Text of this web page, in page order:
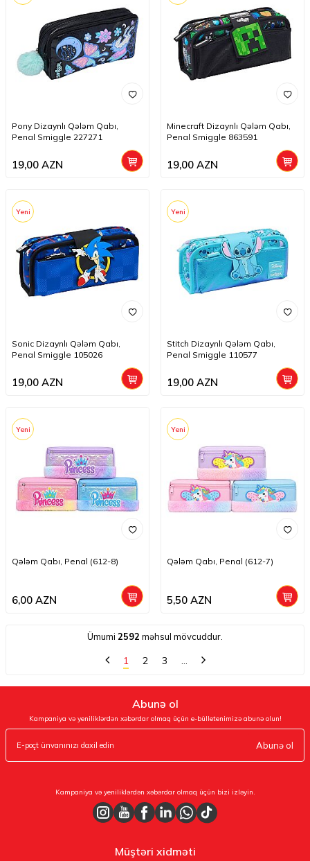
Pony Dizaynlı Qələm Qabı,
Penal Smiggle 227271
19,00 AZN
Minecraft Dizaynlı Qələm Qabı,
Penal Smiggle 863591
19,00 AZN
Yeni
Sonic Dizaynlı Qələm Qabı,
Penal Smiggle 105026
19,00 AZN
Yeni
Stitch Dizaynlı Qələm Qabı,
Penal Smiggle 110577
19,00 AZN
Yeni
Qələm Qabı, Penal (612-8)
6,00 AZN
Yeni
Qələm Qabı, Penal (612-7)
5,50 AZN
Ümumi 2592 məhsul mövcuddur.
1 2 3 …
Abunə ol
Kampaniya və yeniliklərdən xəbərdar olmaq üçün e-bülletenimizə abunə olun!
Abunə ol
Kampaniya və yeniliklərdən xəbərdar olmaq üçün bizi izləyin.
Müştəri xidməti